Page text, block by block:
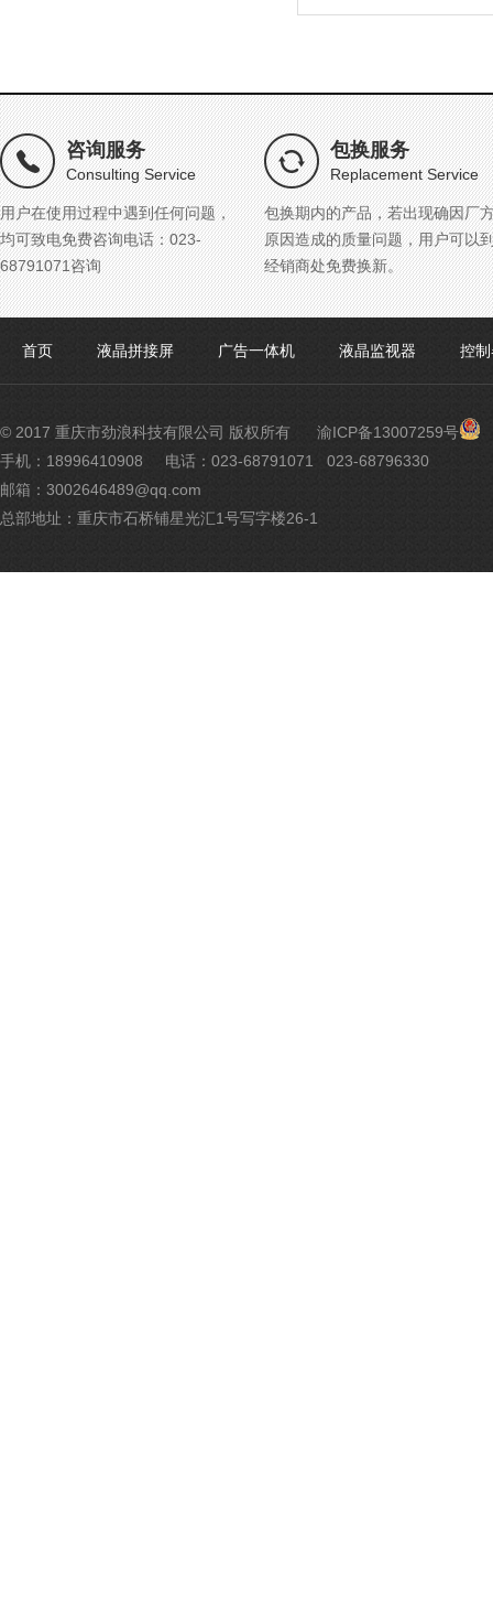
咨询服务
Consulting Service
用户在使用过程中遇到任何问题，
均可致电免费咨询电话：023-
68791071咨询
包换服务
Replacement Service
包换期内的产品，若出现确因厂
原因造成的质量问题，用户可以
经销商处免费换新。
首页 液晶拼接屏 广告一体机 液晶监视器 控
© 2017 重庆市劲浪科技有限公司 版权所有 渝ICP备13007259号 渝
手机：18996410908
电话：023-68791071 023-68796330
邮箱：3002646489@qq.com
总部地址：重庆市石桥铺星光汇1号写字楼26-1